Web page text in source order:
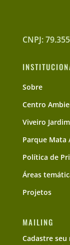
CNPJ:
Sobre
Centro
Viveiro
Parque Mata
Política de
Áreas
Projetos
MAILING
Cadastre